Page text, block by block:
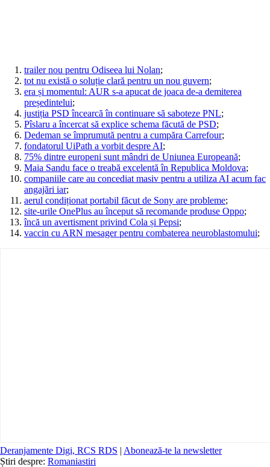
trailer nou pentru Odiseea lui Nolan;
tot nu există o soluție clară pentru un nou guvern;
era și momentul: AUR s-a apucat de joaca de-a demiterea
președintelui;
justiția PSD încearcă în continuare să saboteze PNL;
Pîslaru a încercat să explice schema făcută de PSD;
Dedeman se împrumută pentru a cumpăra Carrefour;
fondatorul UiPath a vorbit despre AI;
75% dintre europeni sunt mândri de Uniunea Europeană;
Maia Sandu face o treabă excelentă în Republica Moldova;
companiile care au concediat masiv pentru a utiliza AI acum fac
angajări iar;
aerul condiționat portabil făcut de Sony are probleme;
site-urile OnePlus au început să recomande produse Oppo;
încă un avertisment privind Cola și Pepsi;
vaccin cu ARN mesager pentru combaterea neuroblastomului;
Deranjamente Digi, RCS RDS | Abonează-te la newsletter
Știri despre: Romaniastiri